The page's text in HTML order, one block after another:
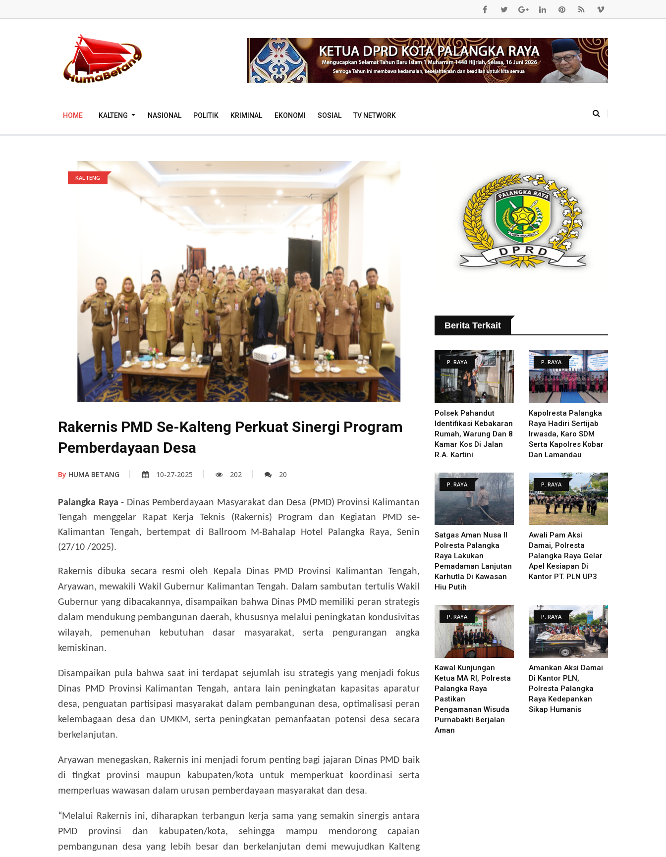
HOME KALTENG NASIONAL POLITIK KRIMINAL EKONOMI SOSIAL TV NETWORK
KALTENG
Rakernis PMD Se-Kalteng Perkuat Sinergi Program
Pemberdayaan Desa
By HUMA BETANG 10-27-2025 202 20
Palangka Raya - Dinas Pemberdayaan Masyarakat dan Desa (PMD) Provinsi Kalimantan
Tengah menggelar Rapat Kerja Teknis (Rakernis) Program dan Kegiatan PMD se-
Kalimantan Tengah, bertempat di Ballroom M-Bahalap Hotel Palangka Raya, Senin
(27/10 /2025).
Rakernis dibuka secara resmi oleh Kepala Dinas PMD Provinsi Kalimantan Tengah,
Aryawan, mewakili Wakil Gubernur Kalimantan Tengah. Dalam sambutan tertulis Wakil
Gubernur yang dibacakannya, disampaikan bahwa Dinas PMD memiliki peran strategis
dalam mendukung pembangunan daerah, khususnya melalui peningkatan kondusivitas
wilayah, pemenuhan kebutuhan dasar masyarakat, serta pengurangan angka
kemiskinan.
Disampaikan pula bahwa saat ini terdapat sejumlah isu strategis yang menjadi fokus
Dinas PMD Provinsi Kalimantan Tengah, antara lain peningkatan kapasitas aparatur
desa, penguatan partisipasi masyarakat dalam pembangunan desa, optimalisasi peran
kelembagaan desa dan UMKM, serta peningkatan pemanfaatan potensi desa secara
berkelanjutan.
Aryawan menegaskan, Rakernis ini menjadi forum penting bagi jajaran Dinas PMD baik
di tingkat provinsi maupun kabupaten/kota untuk memperkuat koordinasi serta
memperluas wawasan dalam urusan pemberdayaan masyarakat dan desa.
“Melalui Rakernis ini, diharapkan terbangun kerja sama yang semakin sinergis antara
PMD provinsi dan kabupaten/kota, sehingga mampu mendorong capaian
pembangunan desa yang lebih besar dan berkelanjutan demi mewujudkan Kalteng
Berita Terkait
P. RAYA
Polsek Pahandut
Identifikasi Kebakaran
Rumah, Warung Dan 8
Kamar Kos Di Jalan
R.A. Kartini
P. RAYA
Kapolresta Palangka
Raya Hadiri Sertijab
Irwasda, Karo SDM
Serta Kapolres Kobar
Dan Lamandau
P. RAYA
Satgas Aman Nusa II
Polresta Palangka
Raya Lakukan
Pemadaman Lanjutan
Karhutla Di Kawasan
Hiu Putih
P. RAYA
Awali Pam Aksi
Damai, Polresta
Palangka Raya Gelar
Apel Kesiapan Di
Kantor PT. PLN UP3
P. RAYA
Kawal Kunjungan
Ketua MA RI, Polresta
Palangka Raya
Pastikan
Pengamanan Wisuda
Purnabakti Berjalan
Aman
P. RAYA
Amankan Aksi Damai
Di Kantor PLN,
Polresta Palangka
Raya Kedepankan
Sikap Humanis